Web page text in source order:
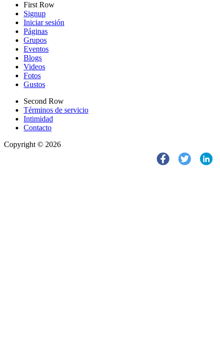
First Row
Signup
Iniciar sesión
Páginas
Grupos
Eventos
Blogs
Videos
Fotos
Gustos
Second Row
Términos de servicio
Intimidad
Contacto
Copyright © 2026